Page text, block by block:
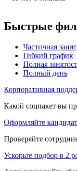
Быстрые
Частичная
Гибкий график
Полная
Полный день
Корпоративная
Какой соцпакет вы
Оформляйте
Проверяйте
Ускорьте подбор в 2